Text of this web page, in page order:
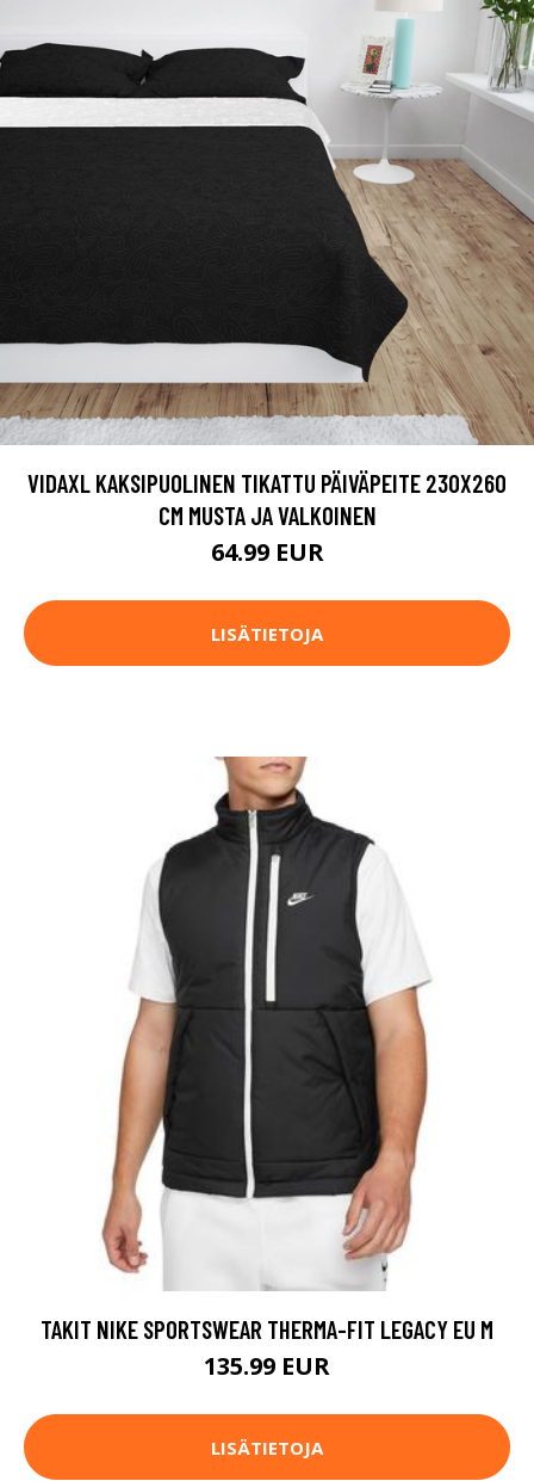
VIDAXL KAKSIPUOLINEN TIKATTU PÄIVÄPEITE 230X260
CM MUSTA JA VALKOINEN
64.99 EUR
LISÄTIETOJA
TAKIT NIKE SPORTSWEAR THERMA-FIT LEGACY EU M
135.99 EUR
LISÄTIETOJA